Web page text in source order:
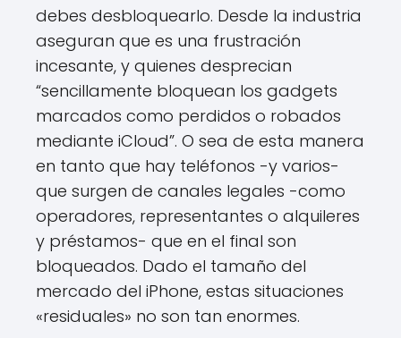
debes desbloquearlo. Desde la industria
aseguran que es una frustración
incesante, y quienes desprecian
“sencillamente bloquean los gadgets
marcados como perdidos o robados
mediante iCloud”. O sea de esta manera
en tanto que hay teléfonos -y varios-
que surgen de canales legales -como
operadores, representantes o alquileres
y préstamos- que en el final son
bloqueados. Dado el tamaño del
mercado del iPhone, estas situaciones
«residuales» no son tan enormes.